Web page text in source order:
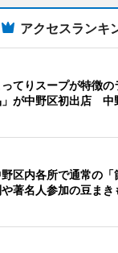
アクセスランキ
ってりスープが特徴
が中野区初出店 中
区内各所で通常の
著名人参加の豆まき